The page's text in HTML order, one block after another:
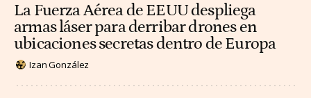
La Fuerza Aérea de EEUU despliega
armas láser para derribar drones en
ubicaciones secretas dentro de Europa
Izan González